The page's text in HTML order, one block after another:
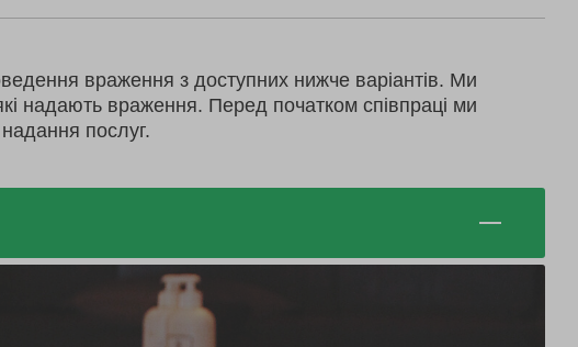
враження з доступних нижче варіантів. Ми
надають враження. Перед початком співпраці ми
послуг.